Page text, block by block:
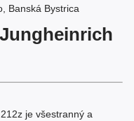
Banská Bystrica
je všestranný a